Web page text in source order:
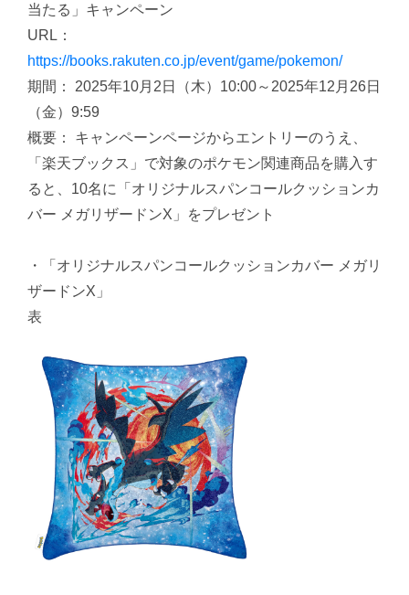
当たる」キャンペーン
URL：
https://books.rakuten.co.jp/event/game/pokemon/
期間： 2025年10月2日（木）10:00～2025年12月26日
（金）9:59
概要： キャンペーンページからエントリーのうえ、
「楽天ブックス」で対象のポケモン関連商品を購入す
ると、10名に「オリジナルスパンコールクッションカ
バー メガリザードンX」をプレゼント
・「オリジナルスパンコールクッションカバー メガリ
ザードンX」
表